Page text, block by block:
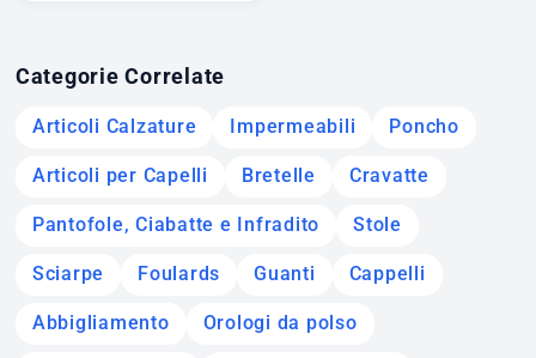
Categorie Correlate
Articoli Calzature Impermeabili Poncho
Articoli per Capelli Bretelle Cravatte
Pantofole, Ciabatte e Infradito Stole
Sciarpe Foulards Guanti Cappelli
Abbigliamento Orologi da polso